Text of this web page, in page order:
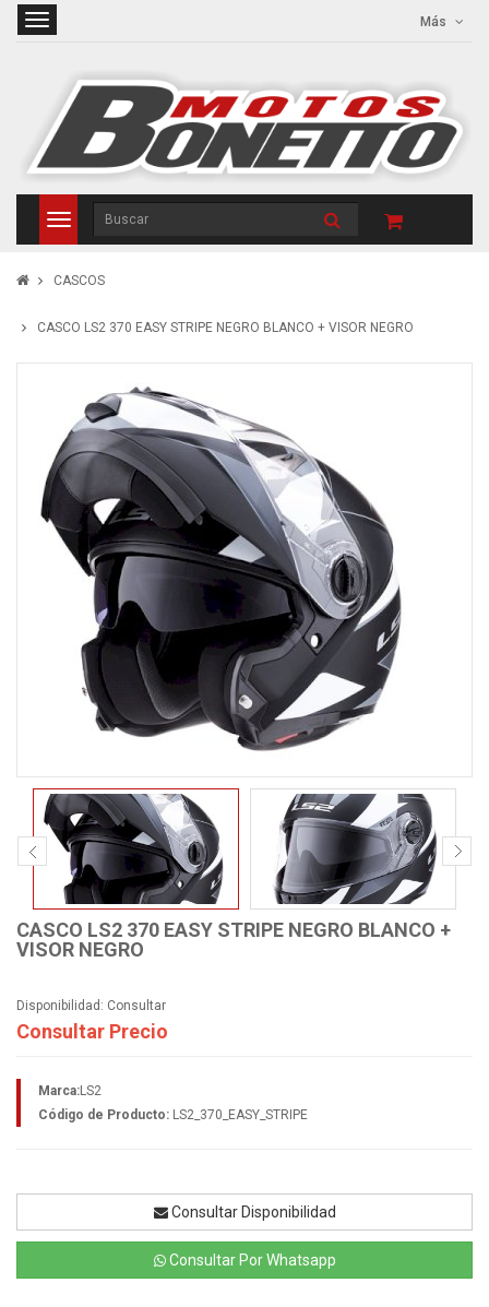
Más
CASCOS
CASCO LS2 370 EASY STRIPE NEGRO BLANCO + VISOR NEGRO
CASCO LS2 370 EASY STRIPE NEGRO BLANCO +
VISOR NEGRO
Disponibilidad: Consultar
Consultar Precio
Marca:LS2
Código de Producto: LS2_370_EASY_STRIPE
Consultar Disponibilidad
Consultar Por Whatsapp